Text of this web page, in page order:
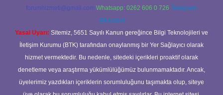
forumhizmeti@gmail.com Whatsapp: 0262 606 0 726 Telegram:
@karabul
Yasal Uyarı: Sitemiz, 5651 Sayılı Kanun gereğince Bilgi Teknolojileri ve
İletişim Kurumu (BTK) tarafından onaylanmış bir Yer Sağlayıcı olarak
hizmet vermektedir. Bu nedenle, sitedeki içerikleri proaktif olarak
denetleme veya araştırma yükümlülüğümüz bulunmamaktadır. Ancak,
üyelerimiz yazdıkları içeriklerin sorumluluğunu taşımakta olup, siteye